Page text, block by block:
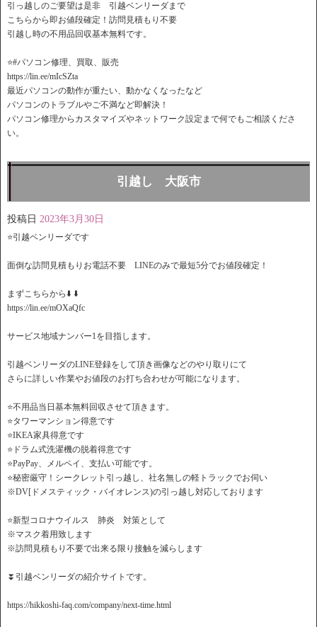
引っ越しのご要望は是非 引越ベンリーダまで
こちらから即お値段確定！訪問見積もり不要
引越し時の不用品回収基本無料です。
⭐️#パソコン修理、買取、販売
https://lin.ee/mIcSZta
最近パソコンの動作が重たい、動かなくなったなど
パソコンのトラブルやご不満など即解決！
パソコン修理からカスタマイズやネットワーク設定まで何でもご相談くださ
い。
引越し 大阪市
投稿日 2023年3月30日
⭐️引越ベンリーダです
面倒な訪問見積もりお電話不要 LINEのみで最短5分でお値段確定！
️まずこちらから⬇️ ⬇️
https://lin.ee/mOXaQfc
サービス地域ナンバー1を目指します。
引越ベンリーダのLINE登録をして頂き画像などのやり取りにて
さらに詳しい作業やお値段のお打ち合わせが可能になります。
⭐️不用品当日基本無料回収させて頂きます。
⭐️タワーマンション得意です
⭐️IKEA家具得意です
⭐️ドラム式洗濯機の脱着得意です
⭐️PayPay、メルペイ、支払い可能です。
⭐️秘密厳守！シークレット引っ越し、社名無しの軽トラックでお伺い
※DV[ドメスティック・バイオレンス)の引っ越し対応しております
⭐️新型コロナウイルス 肺炎 対策として
※マスク着用致します
※訪問見積もり不要で出来る限り接触を減らします
⏬引越ベンリーダの紹介サイトです。
https://hikkoshi-faq.com/company/next-time.html